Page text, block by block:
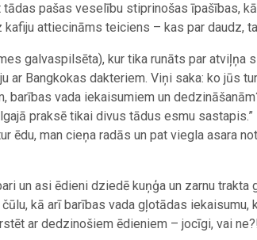
pašas veselību stiprinošas īpašības,
attiecināms teiciens – kas par daudz,
galvaspilsēta), kur tika runāts par atviļņa
Bangkokas dakteriem. Viņi saka: ko jūs
vada iekaisumiem un
praksē tikai divus tādus esmu
man cieņa radās un pat viegla asara
un asi ēdieni dziedē kuņģa un zarnu trakta
kā arī barības vada gļotādas iekaisumu,
ar dedzinošiem ēdieniem – jocīgi, vai